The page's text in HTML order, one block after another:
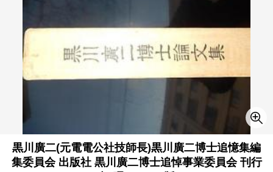
黒川廣二(元電電公社技師長)黒川廣二博士追憶集編
集委員会 出版社 黒川廣二博士追悼事業委員会 刊行